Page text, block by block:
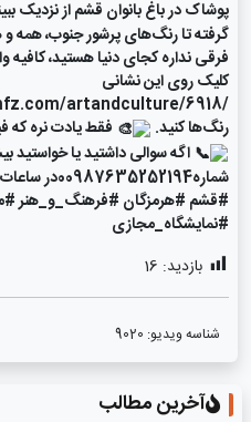
پوشاک در باغ بانوان قشم از نزدیک
گرفته تا رنگ‌های پرشور جنوب، همه
فرقی نداره کجای دنیا هستید،
کلیک روی این نشانی
artandculture/6918/
رنگ‌ها کنید.
فقط یادت نره که
اگه سوالی داشتید یا خواستید
شماره00987635252194در ساعات اداری همراه شماست.
#قشم #هرمزگان #فرهنگ_و_هنر
#نمایشگاه_مجازی
بازدید: 16
شناسه ویدیو:
آخرین مطالب